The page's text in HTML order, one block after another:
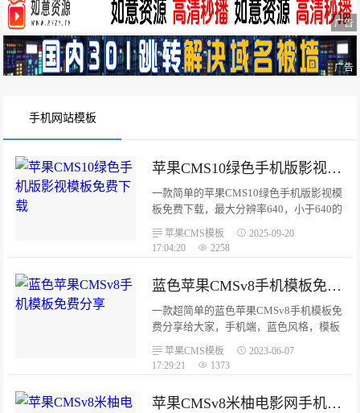
广告
广告
手机网站模板
苹果CMS10绿色手机版影视模板免费下载
一款简单的苹果CMS10绿色手机版影视模
板免费下载，最大分辨率640，小于640的
果cms模板，苹果cmsV10版本。只有首
面的自行添加。...
苹果CMS模板
2025-09-20
17:04:20
2258
蓝色苹果CMSv8手机模板免费分享
一款超简单的蓝色苹果CMSv8手机模板免
费分享给大家，手机端，蓝色风格，模板
视功能，首页、列表、内容页、播放页。
苹果CMS模板
2023-06-07
17:29:21
1373
苹果CMSv8米柚电影网手机主题模板